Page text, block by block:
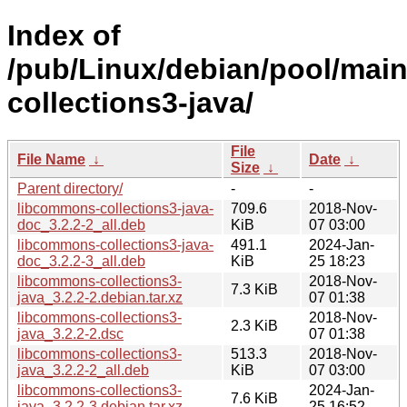
Index of
/pub/Linux/debian/pool/
collections3-java/
File Name ↓
File
Size ↓
Date ↓
Parent directory/
-
-
libcommons-collections3-java-
doc_3.2.2-2_all.deb
709.6
KiB
2018-Nov-
07 03:00
libcommons-collections3-java-
doc_3.2.2-3_all.deb
491.1
KiB
2024-Jan-
25 18:23
libcommons-collections3-
java_3.2.2-2.debian.tar.xz
7.3 KiB
2018-Nov-
07 01:38
libcommons-collections3-
java_3.2.2-2.dsc
2.3 KiB
2018-Nov-
07 01:38
libcommons-collections3-
java_3.2.2-2_all.deb
513.3
KiB
2018-Nov-
07 03:00
libcommons-collections3-
7.6 KiB
2024-Jan-